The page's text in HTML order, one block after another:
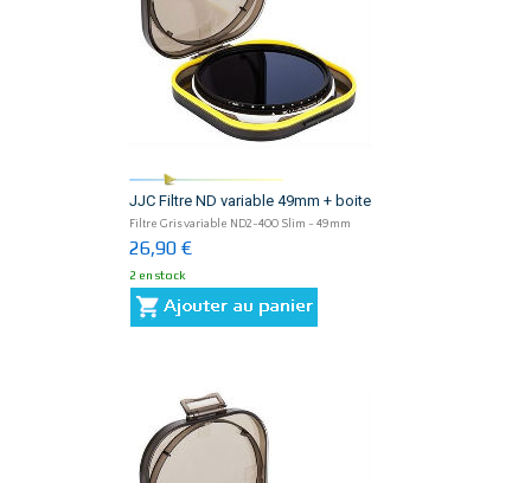
JJC Filtre ND variable 49mm + boite
Filtre Gris variable ND2-400 Slim - 49mm
26,90 €
2 en stock